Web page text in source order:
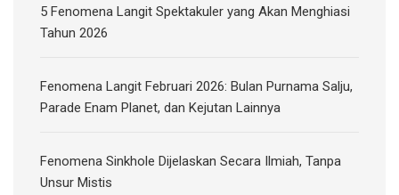
5 Fenomena Langit Spektakuler yang Akan Menghiasi
Tahun 2026
Fenomena Langit Februari 2026: Bulan Purnama Salju,
Parade Enam Planet, dan Kejutan Lainnya
Fenomena Sinkhole Dijelaskan Secara Ilmiah, Tanpa
Unsur Mistis